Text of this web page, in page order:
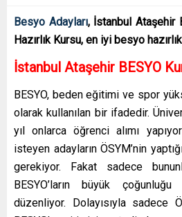
Besyo Adayları, İstanbul Ataşehir
Hazırlık Kursu, en iyi besyo
İstanbul Ataşehir BESYO
BESYO, beden eğitimi ve spor
olarak kullanılan bir ifadedir.
yıl onlarca öğrenci alımı
isteyen adayların ÖSYM’nin
gerekiyor. Fakat sadece
BESYO’ların büyük
düzenliyor. Dolayısıyla sadece